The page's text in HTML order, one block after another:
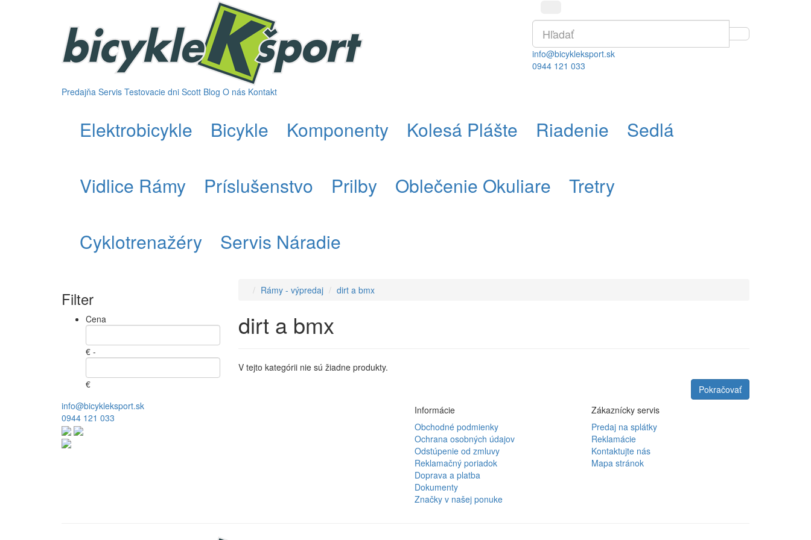
Predajňa Servis Testovacie dni Scott Blog O nás Kontakt
info@bicykleksport.sk
0944 121 033
Elektrobicykle Bicykle Komponenty Kolesá Plášte Riadenie Sedlá
Vidlice Rámy Príslušenstvo Prilby Oblečenie Okuliare Tretry
Cyklotrenažéry Servis Náradie
Filter
Cena
€ -
€
Rámy - výpredaj dirt a bmx
dirt a bmx
V tejto kategórii nie sú žiadne produkty.
Pokračovať
info@bicykleksport.sk
0944 121 033
Informácie
Obchodné podmienky
Ochrana osobných údajov
Odstúpenie od zmluvy
Reklamačný poriadok
Doprava a platba
Dokumenty
Značky v našej ponuke
Zákaznícky servis
Predaj na splátky
Reklamácie
Kontaktujte nás
Mapa stránok